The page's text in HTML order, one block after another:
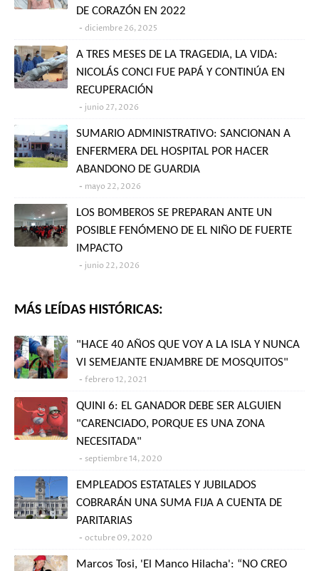
DE CORAZÓN EN 2022
diciembre 26, 2025
A TRES MESES DE LA TRAGEDIA, LA VIDA:
NICOLÁS CONCI FUE PAPÁ Y CONTINÚA EN
RECUPERACIÓN
junio 27, 2026
SUMARIO ADMINISTRATIVO: SANCIONAN A
ENFERMERA DEL HOSPITAL POR HACER
ABANDONO DE GUARDIA
mayo 22, 2026
LOS BOMBEROS SE PREPARAN ANTE UN
POSIBLE FENÓMENO DE EL NIÑO DE FUERTE
IMPACTO
junio 22, 2026
MÁS LEÍDAS HISTÓRICAS:
"HACE 40 AÑOS QUE VOY A LA ISLA Y NUNCA
VI SEMEJANTE ENJAMBRE DE MOSQUITOS"
febrero 12, 2021
QUINI 6: EL GANADOR DEBE SER ALGUIEN
"CARENCIADO, PORQUE ES UNA ZONA
NECESITADA"
septiembre 14, 2020
EMPLEADOS ESTATALES Y JUBILADOS
COBRARÁN UNA SUMA FIJA A CUENTA DE
PARITARIAS
octubre 09, 2020
Marcos Tosi, 'El Manco Hilacha': “NO CREO